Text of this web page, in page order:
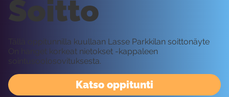
Katso oppitunti
Soitto
Tällä oppitunnilla kuullaan Lasse Parkkilan soittonäyte
On hanget korkeat nietokset -kappaleen
sointusoolosovituksesta.